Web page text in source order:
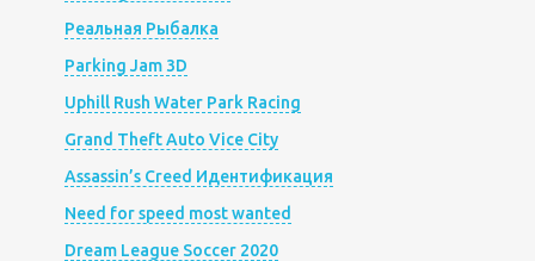
Реальная Рыбалка
Parking Jam 3D
Uphill Rush Water Park Racing
Grand Theft Auto Vice City
Assassin’s Creed Идентификация
Need for speed most wanted
Dream League Soccer 2020